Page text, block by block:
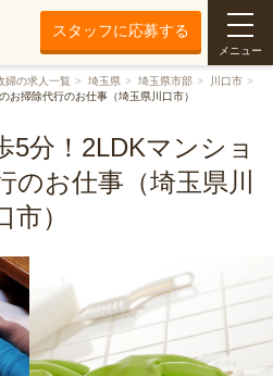
スタッフに応募する
メニュー
婦の求人一覧 埼玉県 埼玉県市部
川口市
掃除代行のお仕事（埼玉県川口市）
5分！2LDKマンショ
のお仕事（埼玉県川
市）